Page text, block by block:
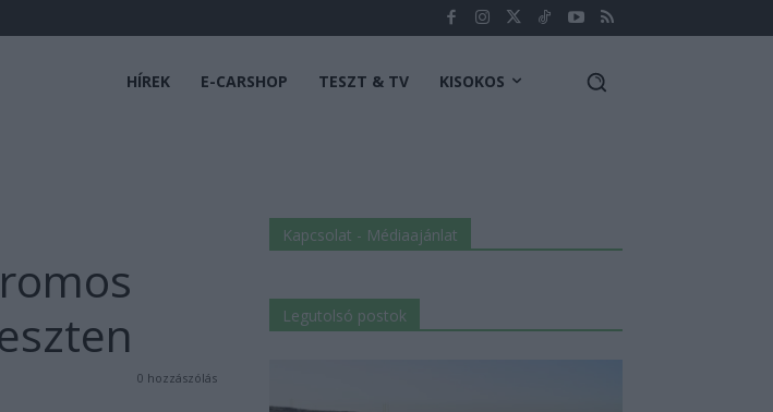
HÍREK E-CARSHOP TESZT & TV KISOKOS
0 hozzászólás
Kapcsolat - Médiaajánlat
Legutolsó postok